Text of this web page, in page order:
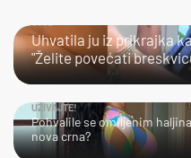
Uhvatila ju iz prikrajka
"Želite povećati
UŽIVAJTE!
Pohvalile se omiljenim
nova crna?